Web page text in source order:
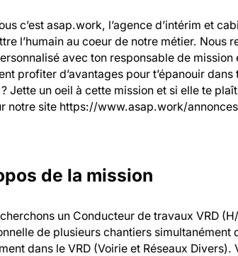
c’est asap.work, l’agence d’intérim et
l’humain au coeur de notre métier. Nous
avec ton responsable de
profiter d’avantages pour t’épanouir
Jette un oeil à cette mission et si elle te
notre site https://www.asap.work/
de la mission
un Conducteur de travaux VRD
de plusieurs chantiers
dans le VRD (Voirie et Réseaux